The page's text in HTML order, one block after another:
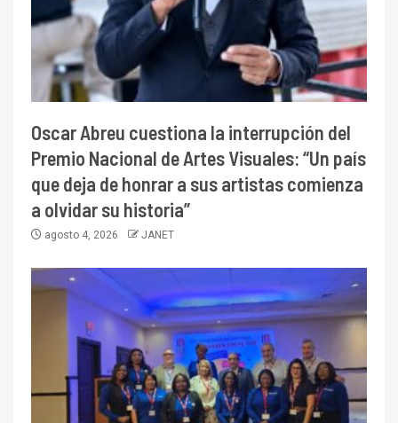
Oscar Abreu cuestiona la interrupción del
Premio Nacional de Artes Visuales: “Un país
que deja de honrar a sus artistas comienza
a olvidar su historia”
agosto 4, 2026 JANET